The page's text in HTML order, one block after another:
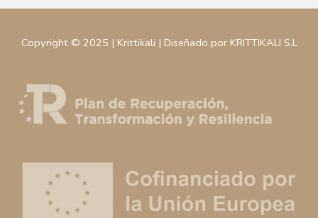
Copyright © 2025 | Krittikali | Diseñado por KRITTIKALI S.L